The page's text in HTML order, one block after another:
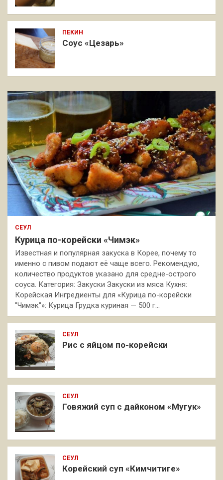
ПЕКИН
Соус «Цезарь»
СЕУЛ
Курица по-корейски «Чимэк»
Известная и популярная закуска в Корее, почему то
именно с пивом подают её чаще всего. Рекомендую,
количество продуктов указано для средне-острого
соуса. Категория: Закуски Закуски из мяса Кухня:
Корейская Ингредиенты для «Курица по-корейски
"Чимэк"»: Курица Грудка куриная — 500 г…
СЕУЛ
Рис с яйцом по-корейски
СЕУЛ
Говяжий суп с дайконом «Мугук»
СЕУЛ
Корейский суп «Кимчитиге»